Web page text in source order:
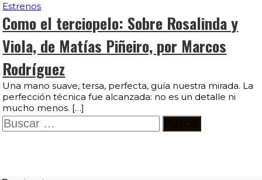
Estrenos
Como el terciopelo: Sobre Rosalinda y
Viola, de Matías Piñeiro, por Marcos
Rodríguez
Una mano suave, tersa, perfecta, guía nuestra mirada. La
perfección técnica fue alcanzada: no es un detalle ni
mucho menos. […]
Buscar: